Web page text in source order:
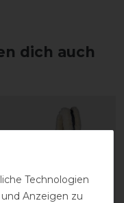
dich auch
Technologien
Anzeigen zu